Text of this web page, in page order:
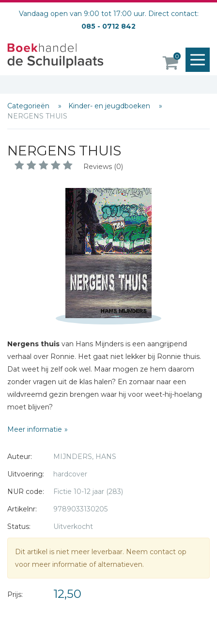
Vandaag open van 9:00 tot 17:00 uur. Direct contact:
085 - 0712 842
0
Categorieën
Kinder- en jeugdboeken
NERGENS THUIS
NERGENS THUIS
Reviews (0)
Nergens thuis van Hans Mijnders is een aangrijpend
verhaal over Ronnie. Het gaat niet lekker bij Ronnie thuis.
Dat weet hij zelf ook wel. Maar mogen ze hem daarom
zonder vragen uit de klas halen? En zomaar naar een
wildvreemd gezin brengen waar hij voor weet-hij-hoelang
moet blijven?
dingen voor hem lijkt te beslissen, maar niemand naar hem
In het pleeggezin voelt Ronnie zich niet thuis. Op school
heeft hij in no-time ruzie, hij verknalt zijn bijbaan en het is
vindt die hem echt leuk, met zijn verleden?
Langzaam ontdekt Ronnie dat hij er zelf voor moet gaan
Meer informatie
Auteur:
MIJNDERS, HANS
Uitvoering:
hardcover
NUR code:
Fictie 10-12 jaar (283)
Artikelnr:
9789033130205
Status:
Uitverkocht
Dit artikel is niet meer leverbaar. Neem contact op
voor meer informatie of alternatieven.
Prijs: 12,50
Schrijf hieronder je review!
Bericht *
* = verplicht